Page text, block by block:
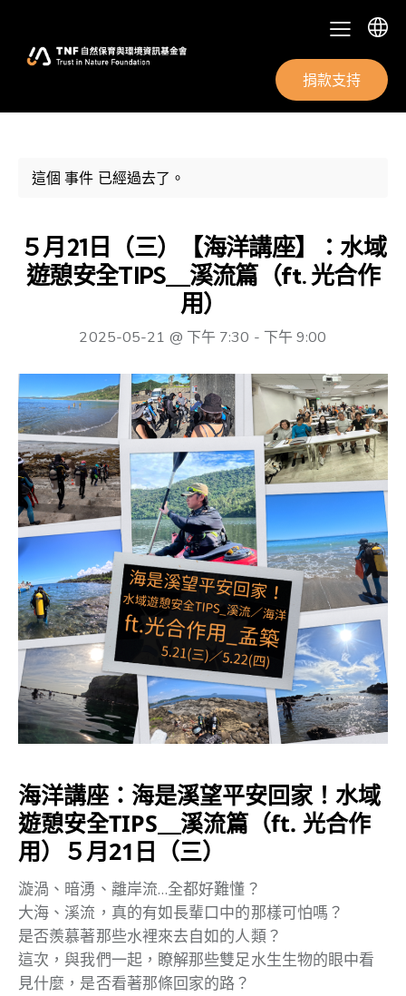
捐款支持
這個 事件 已經過去了。
５月21日（三）【海洋講座】：水域
遊憩安全TIPS＿溪流篇（ft. 光合作
用）
2025-05-21 @ 下午 7:30 - 下午 9:00
海洋講座：海是溪望平安回家！水域
遊憩安全TIPS＿溪流篇（ft. 光合作
用）５月21日（三）
漩渦、暗湧、離岸流…全都好難懂？
大海、溪流，真的有如長輩口中的那樣可怕嗎？
是否羨慕著那些水裡來去自如的人類？
這次，與我們一起，瞭解那些雙足水生生物的眼中看
見什麼，是否看著那條回家的路？